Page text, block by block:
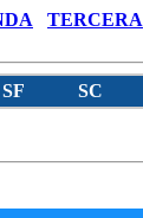
TERCERA
SF SC